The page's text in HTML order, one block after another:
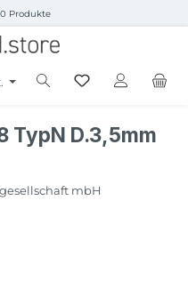
Produkte
TypN D.3,5mm
mbH